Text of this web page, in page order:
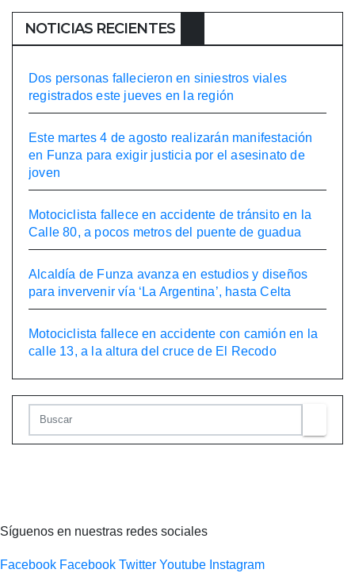
NOTICIAS RECIENTES
Dos personas fallecieron en siniestros viales
registrados este jueves en la región
Este martes 4 de agosto realizarán manifestación
en Funza para exigir justicia por el asesinato de
joven
Motociclista fallece en accidente de tránsito en la
Calle 80, a pocos metros del puente de guadua
Alcaldía de Funza avanza en estudios y diseños
para invervenir vía ‘La Argentina’, hasta Celta
Motociclista fallece en accidente con camión en la
calle 13, a la altura del cruce de El Recodo
Síguenos en nuestras redes sociales
Facebook Facebook Twitter Youtube Instagram